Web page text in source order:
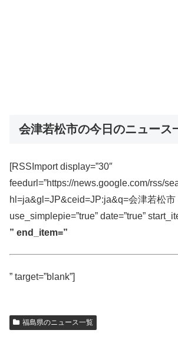
会津若松市の今日のニュース
[RSSImport display=”30″
feedurl=”https://news.google.com/rss/
hl=ja&gl=JP&ceid=JP:ja&q=会津若松市
use_simplepie=”true” date=”true”
” end_item=”
” target=”blank”]
福島県のニュース一覧